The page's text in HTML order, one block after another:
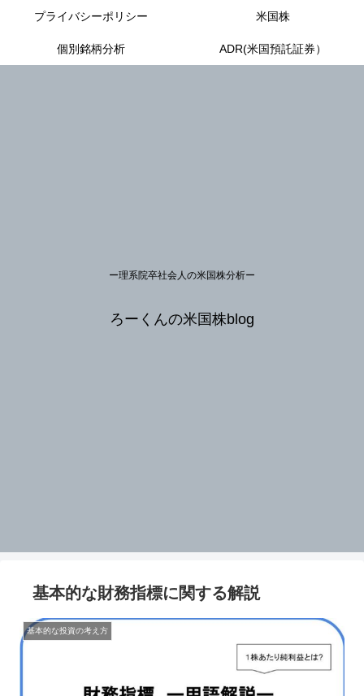
ー理系院卒社会人の米国株分析ー
ろーくんの米国株blog
プライバシーポリシー 米国株
個別銘柄分析 ADR(米国預託証券）
基本的な財務指標に関する解説
基本的な投資の考え方